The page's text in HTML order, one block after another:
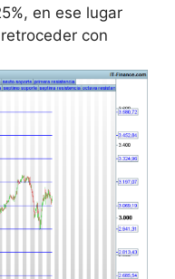
en ese lugar
con